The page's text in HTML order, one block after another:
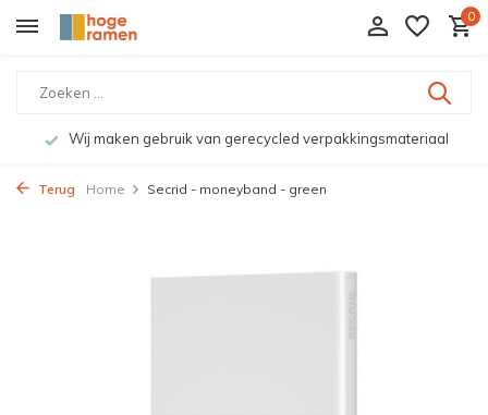
0
Wij maken gebruik van gerecycled verpakkingsmateriaal
Terug Home Secrid - moneyband - green